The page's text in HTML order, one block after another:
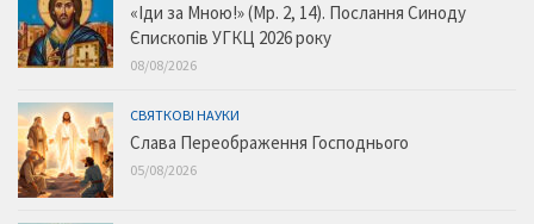
«Іди за Мною!» (Мр. 2, 14). Послання Синоду
Єпископів УГКЦ 2026 року
08/08/2026
СВЯТКОВІ НАУКИ
Слава Переображення Господнього
05/08/2026